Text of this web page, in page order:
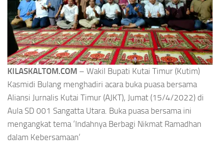
KILASKALTOM.COM – Wakil Bupati Kutai Timur (Kutim)
Kasmidi Bulang menghadiri acara buka puasa bersama
Aliansi Jurnalis Kutai Timur (AJKT), Jumat (15/4/2022) di
Aula SD 001 Sangatta Utara. Buka puasa bersama ini
mengangkat tema ‘Indahnya Berbagi Nikmat Ramadhan
dalam Kebersamaan‘